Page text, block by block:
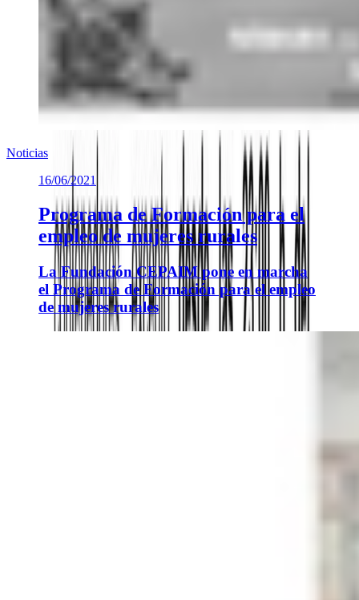
Noticias
16/06/2021
Programa de Formación para el
empleo de mujeres rurales
La Fundación CEPAIM pone en marcha
el Programa de Formación para el empleo
de mujeres rurales